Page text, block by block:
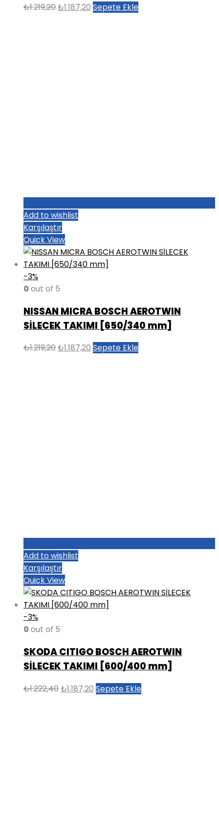
₺1.219,20Orijinal
₺1.187,20 Şu
Sepete Ekle
Add to wishlist
Karşılaştır
Quick View
-3%
0 out of 5
NISSAN MICRA BOSCH AEROTWIN
SİLECEK TAKIMI [650/340 mm]
₺1.219,20Orijinal
₺1.187,20 Şu
Sepete Ekle
Add to wishlist
Karşılaştır
Quick View
-3%
0 out of 5
SKODA CITIGO BOSCH AEROTWIN
SİLECEK TAKIMI [600/400 mm]
₺1.222,40Orijinal
₺1.187,20 Şu
Sepete Ekle